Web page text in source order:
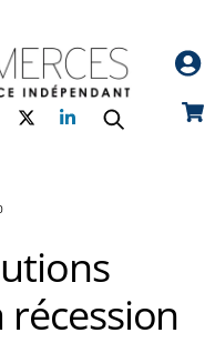
TikTokTwitterLinkedin